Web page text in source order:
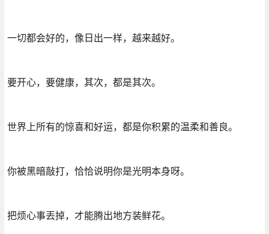
一切都会好的，像日出一样，越来越好。
要开心，要健康，其次，都是其次。
世界上所有的惊喜和好运，都是你积累的温柔和善良。
你被黑暗敲打，恰恰说明你是光明本身呀。
把烦心事丟掉，才能腾出地方装鲜花。